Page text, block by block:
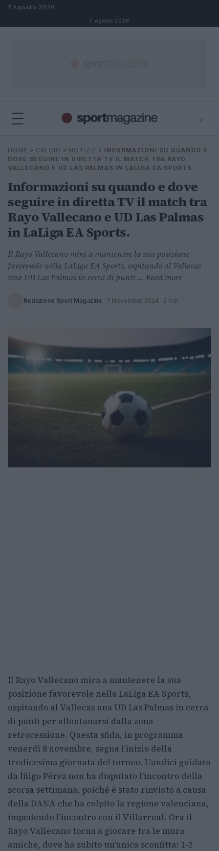
Salta al contenuto
7 Agosto 2026
7 Agosto 2026
⌕
Cerca
⌕ ×
HOME » CALCIO » NOTIZIE » INFORMAZIONI SU QUANDO E
DOVE SEGUIRE IN DIRETTA TV IL MATCH TRA RAYO
VALLECANO E UD LAS PALMAS IN LALIGA EA SPORTS
Informazioni su quando e dove
seguire in diretta TV il match tra
Rayo Vallecano e UD Las Palmas
in LaLiga EA Sports.
Il Rayo Vallecano mira a mantenere la sua posizione
favorevole nella LaLiga EA Sports, ospitando al Vallecas
una UD Las Palmas in cerca di punti ... Read more
Redazione Sport Magazine · 7 Novembre 2024 · 2 min
Il Rayo Vallecano mira a mantenere la sua
posizione favorevole nella LaLiga EA Sports,
ospitando al Vallecas una UD Las Palmas in cerca
di punti per allontanarsi dalla zona
retrocessione. Questa sfida, in programma
venerdì 8 novembre, segna l’inizio della
tredicesima giornata del torneo. L’undici guidato
da Íñigo Pérez non ha disputato l’incontro della
scorsa settimana, poiché è stato rinviato a causa
della DANA che ha colpito la regione valenciana,
impedendo l’incontro con il Villarreal. Ora il
Rayo Vallecano torna a giocare tra le mura
amiche, dove ha subito un’unica sconfitta: 1-2